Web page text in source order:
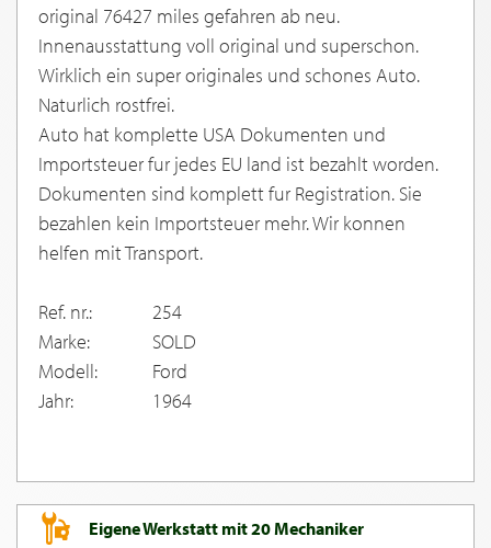
original 76427 miles gefahren ab neu.
Innenausstattung voll original und superschon.
Wirklich ein super originales und schones Auto.
Naturlich rostfrei.
Auto hat komplette USA Dokumenten und
Importsteuer fur jedes EU land ist bezahlt worden.
Dokumenten sind komplett fur Registration. Sie
bezahlen kein Importsteuer mehr. Wir konnen
helfen mit Transport.
Ref. nr.:
254
Marke:
SOLD
Modell:
Ford
Jahr:
1964
Eigene Werkstatt mit 20 Mechaniker